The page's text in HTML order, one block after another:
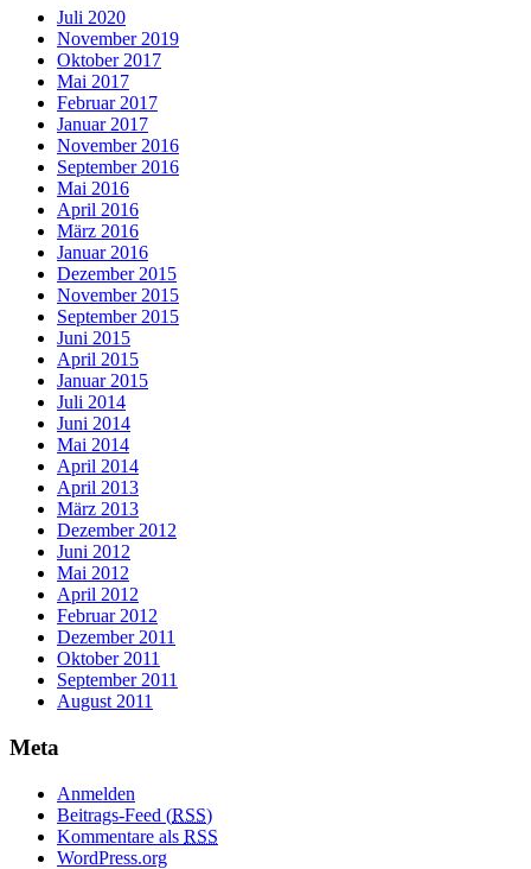
Juli 2020
November 2019
Oktober 2017
Mai 2017
Februar 2017
Januar 2017
November 2016
September 2016
Mai 2016
April 2016
März 2016
Januar 2016
Dezember 2015
November 2015
September 2015
Juni 2015
April 2015
Januar 2015
Juli 2014
Juni 2014
Mai 2014
April 2014
April 2013
März 2013
Dezember 2012
Juni 2012
Mai 2012
April 2012
Februar 2012
Dezember 2011
Oktober 2011
September 2011
August 2011
Meta
Anmelden
Beitrags-Feed (RSS)
Kommentare als RSS
WordPress.org